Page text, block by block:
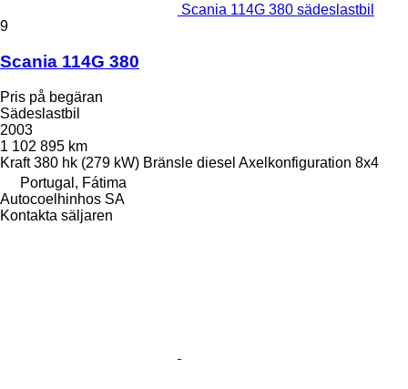
Scania 114G 380 sädeslastbil
9
Scania 114G 380
Pris på begäran
Sädeslastbil
2003
1 102 895 km
Kraft 380 hk (279 kW) Bränsle diesel Axelkonfiguration 8x4
Portugal, Fátima
Autocoelhinhos SA
Kontakta säljaren